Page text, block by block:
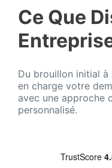
Ce Que
Du brouillon initial à
en charge votre
avec une approche
personnalisé.